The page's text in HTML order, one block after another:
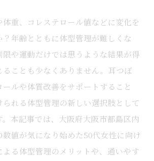
重、コレステロール値などに変化を
年齢とともに体型管理が難しくな
限や運動だけでは思うような結果が得
ることも少なくありません。耳つぼ
ルや体質改善をサポートすること
れる体型管理の新しい選択肢として
本記事では、大阪府大阪市都島区内
値が気になり始めた50代女性に向け
る体型管理のメリットや、通いやす